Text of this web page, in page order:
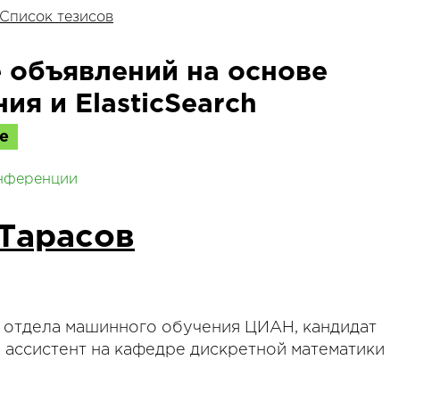
Список тезисов
на основе
и ElasticSearch
отдела машинного обучения ЦИАН, кандидат
ассистент на кафедре дискретной математики